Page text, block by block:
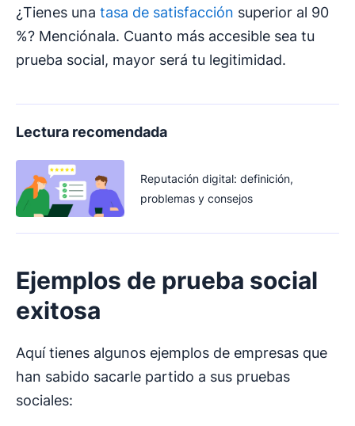
¿Tienes una tasa de satisfacción superior al 90
%? Menciónala. Cuanto más accesible sea tu
prueba social, mayor será tu legitimidad.
Lectura recomendada
Reputación digital: definición,
problemas y consejos
Ejemplos de prueba social
exitosa
Aquí tienes algunos ejemplos de empresas que
han sabido sacarle partido a sus pruebas
sociales: